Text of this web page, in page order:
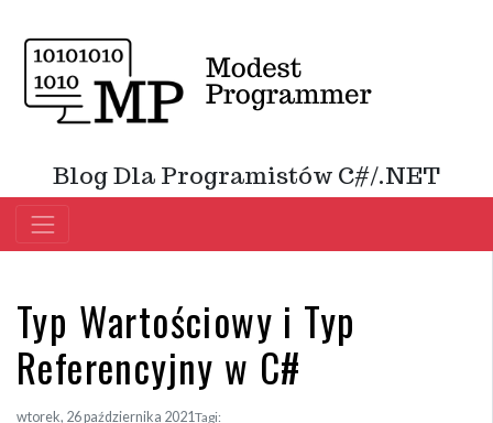
Blog Dla Programistów C#/.NET
Typ Wartościowy i Typ
Referencyjny w C#
wtorek, 26 października 2021Tagi: